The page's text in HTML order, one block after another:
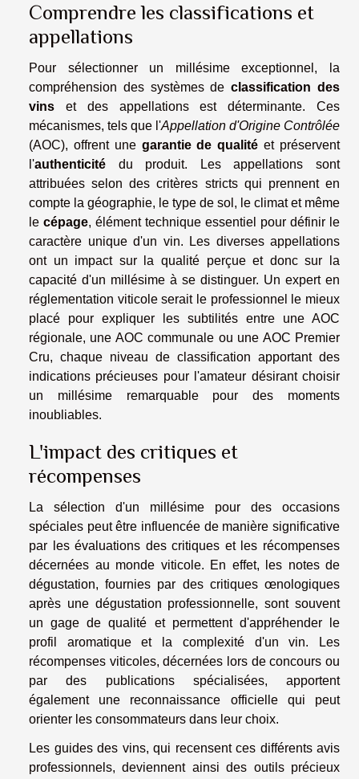
Comprendre les classifications et
appellations
Pour sélectionner un millésime exceptionnel, la
compréhension des systèmes declassification des
vins et des appellations est déterminante. Ces
mécanismes, tels que l'Appellation d'Origine Contrôlée
(AOC), offrent une garantie de qualité et préservent
l'authenticité du produit. Les appellations sont
attribuées selon des critères stricts qui prennent en
compte la géographie, le type de sol, le climat et même
le cépage, élément technique essentiel pour définir le
caractère unique d'un vin. Les diverses appellations
ont un impact sur la qualité perçue et donc sur la
capacité d'un millésime à se distinguer. Un expert en
réglementation viticole serait le professionnel le mieux
placé pour expliquer les subtilités entre une AOC
régionale, une AOC communale ou une AOC Premier
Cru, chaque niveau de classification apportant des
indications précieuses pour l'amateur désirant choisir
un millésime remarquable pour des moments
inoubliables.
L'impact des critiques et
récompenses
La sélection d'un millésime pour des occasions
spéciales peut être influencée de manière significative
par les évaluations des critiques et les récompenses
décernées au monde viticole. En effet, les notes de
dégustation, fournies par des critiques œnologiques
après une dégustation professionnelle, sont souvent
un gage de qualité et permettent d'appréhender le
profil aromatique et la complexité d'un vin. Les
récompenses viticoles, décernées lors de concours ou
par des publications spécialisées, apportent
également une reconnaissance officielle qui peut
orienter les consommateurs dans leur choix.
Les guides des vins, qui recensent ces différents avis
professionnels, deviennent ainsi des outils précieux